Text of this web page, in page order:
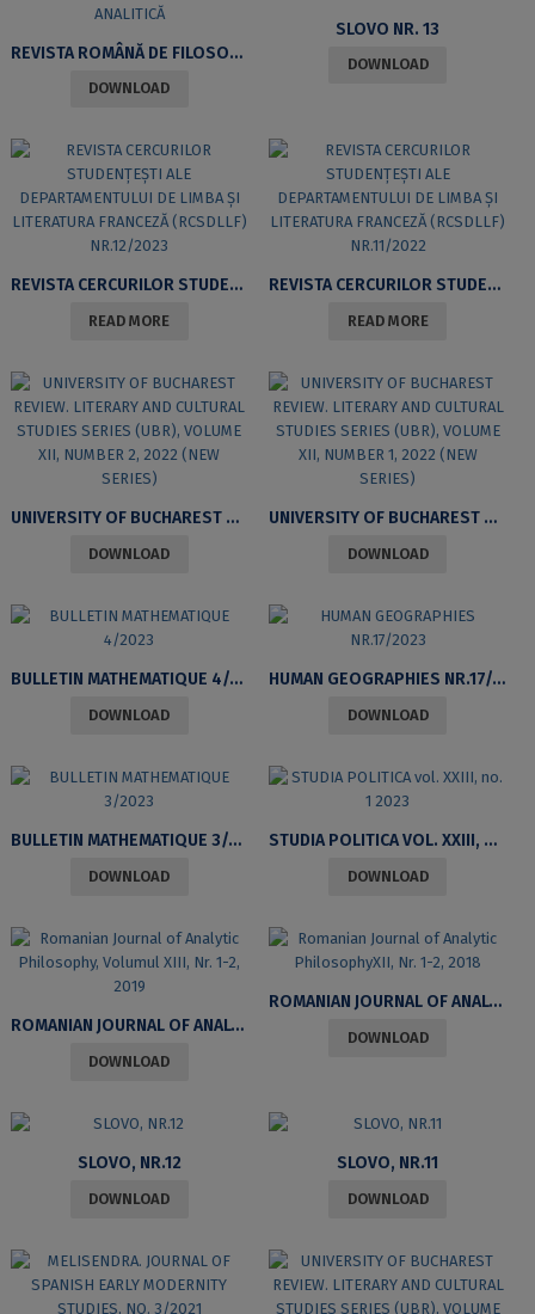
REVISTA ROMÂNĂ DE FILOSOFIE ANALITICĂ
DOWNLOAD
SLOVO NR. 13
DOWNLOAD
REVISTA CERCURILOR STUDENȚEȘTI ALE DEPARTAMENTULUI DE LIMBA ȘI LITERATURA FRANCEZĂ (RCSDLLF) NR.12/2023
READ MORE
REVISTA CERCURILOR STUDENȚEȘTI ALE DEPARTAMENTULUI DE LIMBA ȘI LITERATURA FRANCEZĂ (RCSDLLF) NR.11/2022
READ MORE
UNIVERSITY OF BUCHAREST REVIEW. LITERARY AND CULTURAL STUDIES SERIES (UBR), VOLUME XII, NUMBER 2, 2022 (NEW SERIES)
DOWNLOAD
UNIVERSITY OF BUCHAREST REVIEW. LITERARY AND CULTURAL STUDIES SERIES (UBR), VOLUME XII, NUMBER 1, 2022 (NEW SERIES)
DOWNLOAD
BULLETIN MATHEMATIQUE 4/2023
DOWNLOAD
HUMAN GEOGRAPHIES NR.17/2023
DOWNLOAD
BULLETIN MATHEMATIQUE 3/2023
DOWNLOAD
STUDIA POLITICA VOL. XXIII, NO. 1 2023
DOWNLOAD
ROMANIAN JOURNAL OF ANALYTIC PHILOSOPHY, VOLUMUL XIII, NR. 1-2, 2019
DOWNLOAD
ROMANIAN JOURNAL OF ANALYTIC PHILOSOPHYXII, NR. 1-2, 2018
DOWNLOAD
SLOVO, NR.12
DOWNLOAD
SLOVO, NR.11
DOWNLOAD